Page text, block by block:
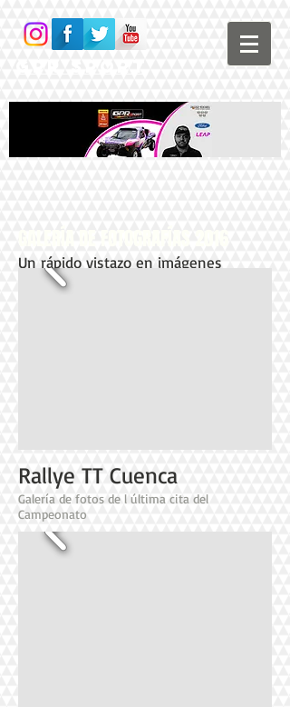
Un rápido vistazo en imágenes
Rallye TT Cuenca
Galería de fotos de l última cita del
Campeonato